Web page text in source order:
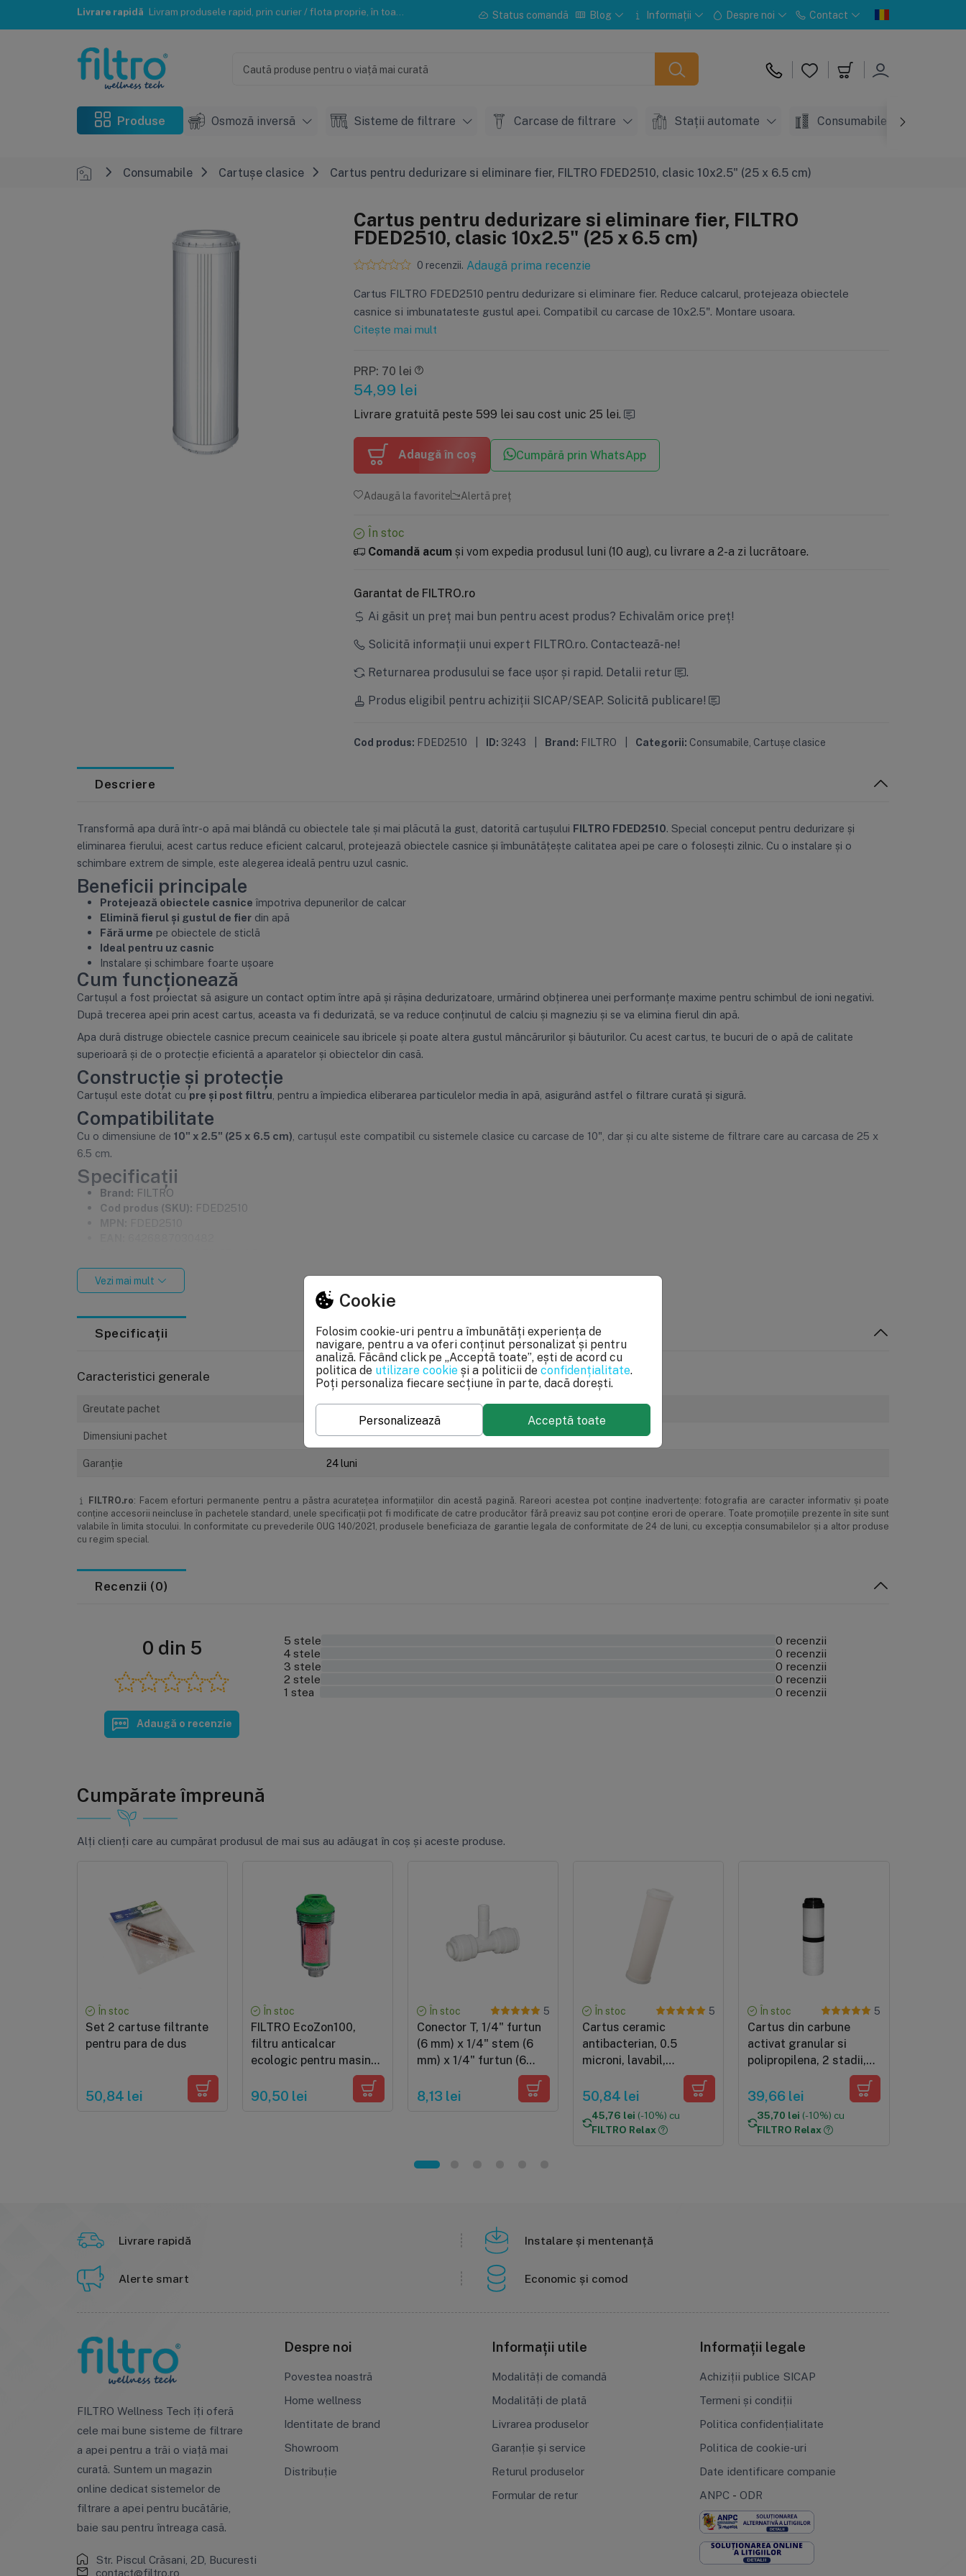
Instalare și mentenanță Reteaua de instalatori FILTRO® te poate ajuta cu instalarea sau mentenanța. Status comandă Blog Informații Despre noi Contact
Produse Osmoză inversă Sisteme de filtrare Carcase de filtrare Stații automate Consumabile
Consumabile Cartușe clasice Cartus pentru dedurizare si eliminare fier, FILTRO FDED2510, clasic 10x2.5" (25 x 6.5 cm)
Cartus pentru dedurizare si eliminare fier, FILTRO
FDED2510, clasic 10x2.5" (25 x 6.5 cm)
0 recenzii. Adaugă prima recenzie
Cartus FILTRO FDED2510 pentru dedurizare si eliminare fier. Reduce calcarul, protejeaza obiectele
casnice si imbunatateste gustul apei. Compatibil cu carcase de 10x2.5". Montare usoara.
Citește mai mult
PRP: 70 lei
54,99 lei
Livrare gratuită peste 599 lei sau cost unic 25 lei.
Adaugă în coș Cumpără prin WhatsApp
Adaugă la favorite Alertă preț
În stoc
Comandă acumși vom expedia produsul luni (10 aug), cu livrare a 2-a zi lucrătoare.
Garantat de FILTRO.ro
Ai găsit un preț mai bun pentru acest produs? Echivalăm orice preț!
Solicită informații unui expert FILTRO.ro. Contactează-ne!
Returnarea produsului se face ușor și rapid. Detalii retur
.
Produs eligibil pentru achiziții SICAP/SEAP. Solicită publicare!
Cod produs: FDED2510 ID: 3243 Brand: FILTRO Categorii: Consumabile Cartușe clasice
Descriere
Transformă apa dură într-o apă mai blândă cu obiectele tale și mai plăcută la gust, datorită cartușului FILTRO FDED2510. Special conceput pentru dedurizare și
eliminarea fierului, acest cartus reduce eficient calcarul, protejează obiectele casnice și îmbunătățește calitatea apei pe care o folosești zilnic. Cu o instalare și o
schimbare extrem de simple, este alegerea ideală pentru uzul casnic.
Beneficii principale
Protejează obiectele casnice împotriva depunerilor de calcar
Elimină fierul și gustul de fierdin apă
Fără urme pe obiectele de sticlă
Ideal pentru uz casnic
Instalare și schimbare foarte ușoare
Cum funcționează
Cartușul a fost proiectat să asigure un contact optim între apă și rășina dedurizatoare, urmărind obținerea unei performanțe maxime pentru schimbul de ioni negativi.
După trecerea apei prin acest cartus, aceasta va fi dedurizată, se va reduce conținutul de calciu și magneziu și se va elimina fierul din apă.
Apa dură distruge obiectele casnice precum ceainicele sau ibricele și poate altera gustul mâncărurilor și băuturilor. Cu acest cartus, te bucuri de o apă de calitate
superioară și de o protecție eficientă a aparatelor și obiectelor din casă.
Construcție și protecție
Cartușul este dotat cu pre și post filtru , pentru a împiedica eliberarea particulelor media în apă, asigurând astfel o filtrare curată și sigură.
Compatibilitate
Cu o dimensiune de 10" x 2.5" (25 x 6.5 cm) , cartușul este compatibil cu sistemele clasice cu carcase de 10", dar și cu alte sisteme de filtrare care au carcasa de 25 x
6.5 cm.
Specificații
Brand: FILTRO
Cod produs (SKU): FDED2510
Categorie:Consumabile, Cartușe clasice
Modalități de plată
Vezi mai mult
Specificații
Caracteristici generale
Greutate pachet 0.5 kg
Dimensiuni pachet 7 x 25 x 7 cm
Garanţie 24 luni
FILTRO.ro: Facem eforturi permanente pentru a păstra acurateţea informaţiilor din acestă pagină. Rareori acestea pot conţine inadvertenţe: fotografia are caracter informativ şi poate
conţine accesorii neincluse în pachetele standard, unele specificaţii pot fi modificate de catre producător fără preaviz sau pot conţine erori de operare. Toate promoţiile prezente în site sunt
valabile în limita stocului. In conformitate cu prevederile OUG 140/2021, produsele beneficiaza de garantie legala de conformitate de 24 de luni, cu excepția consumabilelor și a altor produse
cu regim special.
Recenzii (0)
0 din 5
Adaugă o recenzie
5 stele
0 recenzii
4 stele
0 recenzii
3 stele
0 recenzii
2 stele
0 recenzii
1 stea
0 recenzii
Cumpărate împreună
Alți clienți care au cumpărat produsul de mai sus au adăugat în coș și aceste produse.
În stoc
Set 2 cartuse filtrante
pentru para de dus
50,84 lei
În stoc
FILTRO EcoZon100,
filtru anticalcar
ecologic pentru masina
90,50 lei
În stoc 5
Conector T, 1/4" furtun
(6 mm) x 1/4" stem (6
mm) x 1/4" furtun (6
mm), conectare cu mufa
rapida pentru furtun de
8,13 lei
În stoc 5
Cartus ceramic
antibacterian, 0.5
microni, lavabil,
standard (10"x2.5")
50,84 lei
45,76 lei (-10%) cu
FILTRO Relax
În stoc 5
Cartus din carbune
activat granular si
polipropilena, 2 stadii,
standard (10"x2.5")
39,66 lei
35,70 lei (-10%) cu
FILTRO Relax
Livrare rapidă Instalare și mentenanță
Alerte smart Economic și comod
FILTRO Wellness Tech îți oferă
cele mai bune sisteme de filtrare
a apei pentru a trăi o viață mai
curată. Suntem un magazin
online dedicat sistemelor de
filtrare a apei pentru bucătărie,
baie sau pentru întreaga casă.
Str. Piscul Crăsani, 2D, Bucuresti
contact@filtro.ro
Despre noi
Povestea noastră
Home wellness
Identitate de brand
Showroom
Distribuție
Informații utile
Modalități de comandă
Modalități de plată
Livrarea produselor
Garanție și service
Returul produselor
Formular de retur
Informații legale
Achiziții publice SICAP
Termeni și condiții
Politica confidențialitate
Politica de cookie-uri
Date identificare companie
ANPC - ODR
Cookie
Folosim cookie-uri pentru a îmbunătăți experiența de
navigare, pentru a va oferi conținut personalizat și pentru
analiză. Făcând click pe „Acceptă toate”, ești de acord cu
politica de utilizare cookie și a politicii de confidențialitate.
Poți personaliza fiecare secțiune în parte, dacă dorești.
Personalizează Acceptă toate